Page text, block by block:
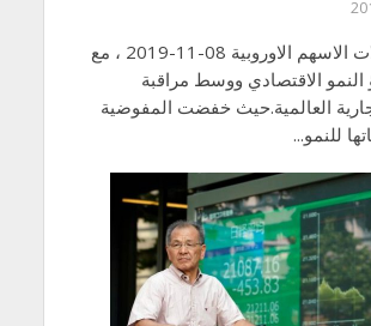
تراجعت تداولات الاسهم الاوروبية 08-11-2019 ، مع
الاقتصادي ووسط مراقبة
العالمية.حيث خفضت المفوضية
للنمو...